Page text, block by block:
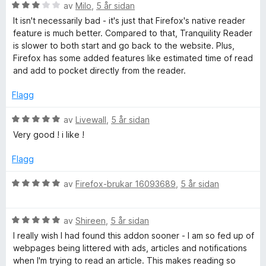
:
5
a
v
5
i
n
g
:
3
a
5
d
e
r
n
g
5
v
5
V
u
r
d
e
r
n
:
3
v
av Milo 5 år sidan
It isn't necessarily bad - it's just that Firefox's native reader
feature is much better. Compared to that, Tranquility Reader
is slower to both start and go back to the website. Plus,
Firefox has some added features like estimated time of read
and add to pocket directly from the reader.
Flagg
V
u
d
r
g
:
av Livewall 5 år sidan
Very good ! i like !
Flagg
V
d
e
r
av Firefox-brukar 16093689 5 år sidan
V
u
r
d
av Shireen 5 år sidan
I really wish I had found this addon sooner - I am so fed up of
webpages being littered with ads, articles and notifications
when I'm trying to read an article. This makes reading so